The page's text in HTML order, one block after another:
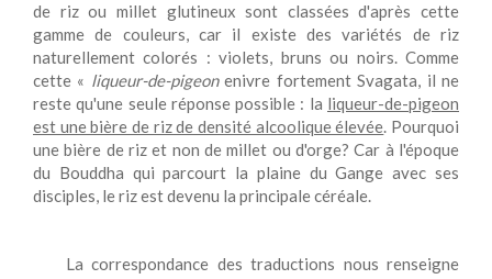
de riz ou millet glutineux sont classées d'après cette
gamme de couleurs, car il existe des variétés de riz
naturellement colorés : violets, bruns ou noirs. Comme
cette « liqueur-de-pigeonenivre fortement Svagata, il ne
reste qu'une seule réponse possible : la liqueur-de-pigeon
est une bière de riz de densité alcoolique élevée. Pourquoi
une bière de riz et non de millet ou d'orge? Car à l'époque
du Bouddha qui parcourt la plaine du Gange avec ses
disciples, le riz est devenu la principale céréale.
La correspondance des traductions nous renseigne